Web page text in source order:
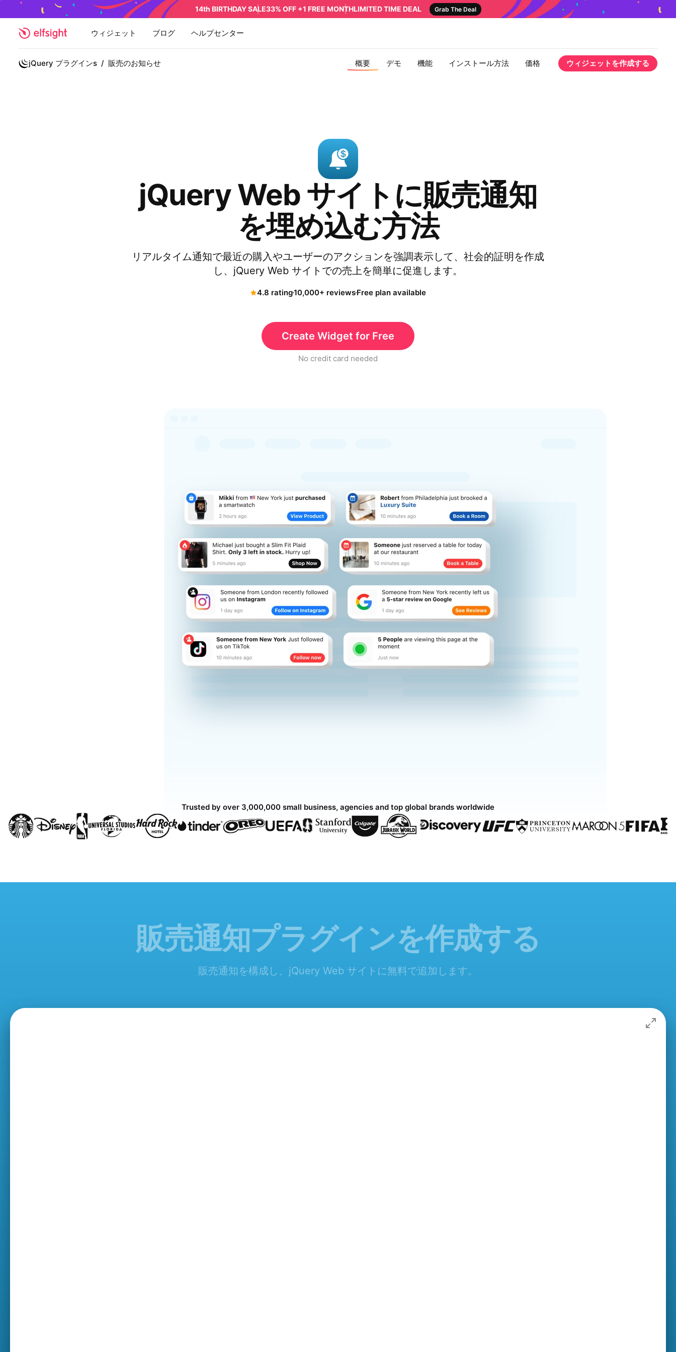
14th BIRTHDAY SALE33% OFF +1 FREE MONTHLIMITED TIME DEAL Grab The Deal
ウィジェット ブログ ヘルプセンター
jQuery プラグインs / 販売のお知らせ 概要 デモ 機能 インストール方法 価格 ウィジェットを作成する
jQuery Web サイトに販売通知
を埋め込む方法
リアルタイム通知で最近の購入やユーザーのアクションを強調表示して、社会的証明を作成
し、jQuery Web サイトでの売上を簡単に促進します。
4.8 rating10,000+ reviewsFree plan available
Create Widget for Free
No credit card needed
Trusted by over 3,000,000 small business, agencies and top global brands worldwide
販売通知プラグインを作成する
販売通知を構成し、jQuery Web サイトに無料で追加します。